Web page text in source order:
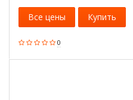
0
Все цены Купить